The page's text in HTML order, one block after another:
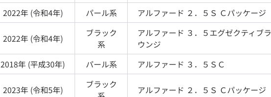
2022年 (令和4年) パール系 アルファード ２．５Ｓ Ｃパッケージ
2022年 (令和4年)
ブラック
系
アルファード ３．５エグゼクティブラ
ウンジ
2018年 (平成30年) パール系 アルファード ３．５ＳＣ
2023年 (令和5年)
ブラック
アルファード ２．５Ｓ Ｃパッケージ